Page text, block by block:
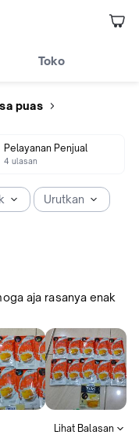
Toko
puas
Pelayanan Penjual
4 ulasan
Urutkan
aja rasanya enak
Lihat Balasan